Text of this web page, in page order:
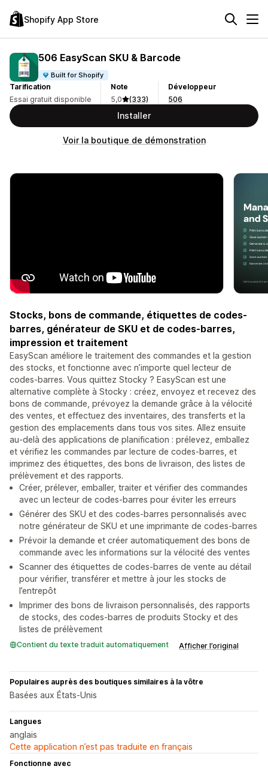
Shopify App Store
506 EasyScan SKU & Barcode
Built for Shopify
Tarification
Essai gratuit disponible
Note
5,0
(333)
Développeur
506
Installer
Voir la boutique de démonstration
Stocks, bons de commande, étiquettes de codes-
barres, générateur de SKU et de codes-barres,
impression et traitement
EasyScan améliore le traitement des commandes et la gestion
des stocks, et fonctionne avec n’importe quel lecteur de
codes-barres. Vous quittez Stocky ? EasyScan est une
alternative complète à Stocky : créez, envoyez et recevez des
bons de commande, prévoyez la demande grâce à la vélocité
des ventes, et effectuez des inventaires, des transferts et la
gestion des emplacements dans tous vos sites. Allez ensuite
au-delà des applications de planification : prélevez, emballez
et vérifiez les commandes par lecture de codes-barres, et
imprimez des étiquettes, des bons de livraison, des listes de
prélèvement et des rapports.
Créer, prélever, emballer, traiter et vérifier des commandes
avec un lecteur de codes-barres pour éviter les erreurs
Générer des SKU et des codes-barres personnalisés avec
notre générateur de SKU et une imprimante de codes-barres
Prévoir la demande et créer automatiquement des bons de
commande avec les informations sur la vélocité des ventes
Scanner des étiquettes de codes-barres de vente au détail
pour vérifier, transférer et mettre à jour les stocks de
l’entrepôt
Imprimer des bons de livraison personnalisés, des rapports
de stocks, des codes-barres de produits Stocky et des
listes de prélèvement
Contient du texte traduit automatiquement Afficher l’original
Populaires auprès des boutiques similaires à la vôtre
Basées aux États-Unis
Langues
anglais
Cette application n’est pas traduite en français
Fonctionne avec